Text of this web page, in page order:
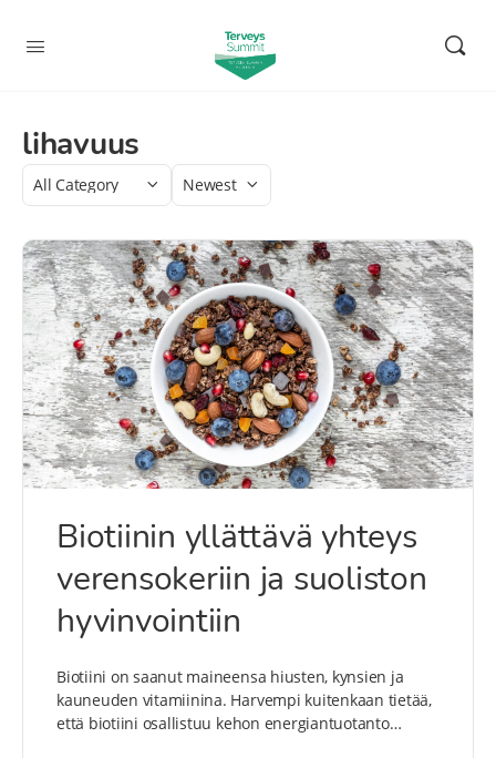
lihavuus
Category
Sort
Biotiinin yllättävä yhteys
verensokeriin ja suoliston
hyvinvointiin
Biotiini on saanut maineensa hiusten, kynsien ja
kauneuden vitamiinina. Harvempi kuitenkaan tietää,
että biotiini osallistuu kehon energiantuotanto…